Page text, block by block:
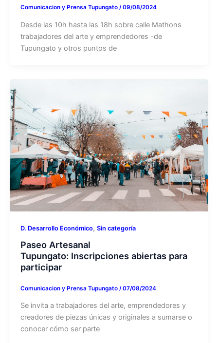
Comunicacion y Prensa Tupungato /09/08/2024
Desde las 10h hasta las 18h sobre calle Mathons
trabajadores del arte y emprendedores -de
Tupungato y otros puntos de
D. Desarrollo Económico, Sin categoría
Paseo Artesanal
Tupungato: Inscripciones abiertas para
participar
Comunicacion y Prensa Tupungato /07/08/2024
Se invita a trabajadores del arte, emprendedores y
creadores de piezas únicas y originales a sumarse o
conocer cómo ser parte